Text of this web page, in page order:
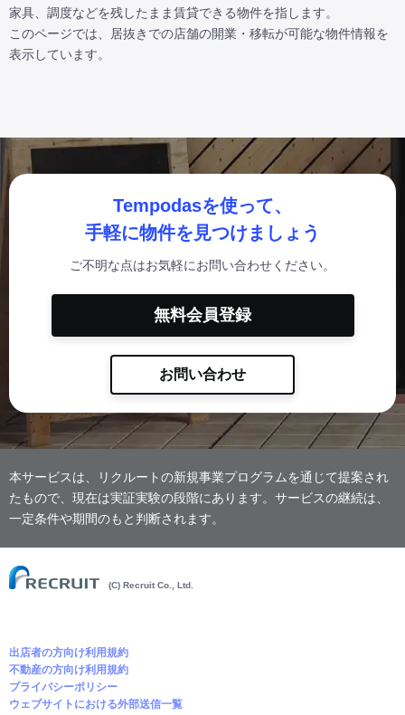
家具、調度などを残したまま賃貸できる物件を指します。
このページでは、居抜きでの店舗の開業・移転が可能な物件情報を
表示しています。
Tempodasを使って、
手軽に物件を見つけましょう
ご不明な点はお気軽にお問い合わせください。
無料会員登録
お問い合わせ
本サービスは、リクルートの新規事業プログラムを通じて提案され
たもので、現在は実証実験の段階にあります。サービスの継続は、
一定条件や期間のもと判断されます。
(C) Recruit Co., Ltd.
出店者の方向け利用規約
不動産の方向け利用規約
プライバシーポリシー
ウェブサイトにおける外部送信一覧